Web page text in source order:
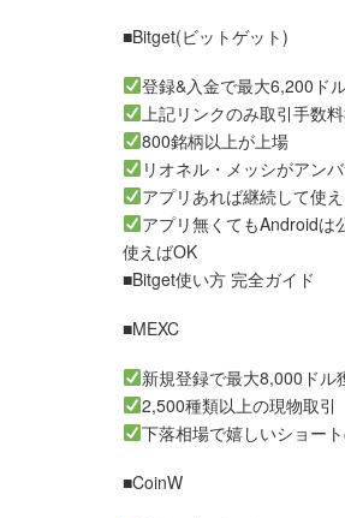
■Bitget(ビットゲット)
登録&入金で最大6,200ド
上記リンクのみ取引手数
800銘柄以上が上場
リオネル・メッシがアン
アプリあれば継続して使
アプリ無くてもAndroidは
使えばOK
■Bitget使い方 完全ガイド
■MEXC
新規登録で最大8,000ドル
2,500種類以上の現物取引
下落相場で嬉しいショー
■CoinW